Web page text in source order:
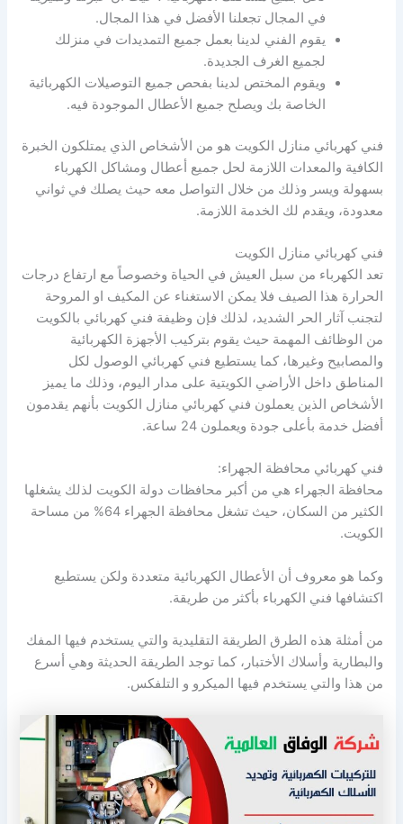
في المجال تجعلنا الأفضل في هذا المجال.
يقوم الفني لدينا بعمل جميع التمديدات في منزلك
لجميع الغرف الجديدة.
ويقوم المختص لدينا بفحص جميع التوصيلات الكهربائية
الخاصة بك ويصلح جميع الأعطال الموجودة فيه.
فني كهربائي منازل الكويت هو من الأشخاص الذي يمتلكون الخبرة
الكافية والمعدات اللازمة لحل جميع أعطال ومشاكل الكهرباء
بسهولة ويسر وذلك من خلال التواصل معه حيث يصلك في ثواني
معدودة، ويقدم لك الخدمة اللازمة.
فني كهربائي منازل الكويت
تعد الكهرباء من سبل العيش في الحياة وخصوصاً مع ارتفاع درجات
الحرارة هذا الصيف فلا يمكن الاستغناء عن المكيف او المروحة
لتجنب آثار الحر الشديد، لذلك فإن وظيفة فني كهربائي بالكويت
من الوظائف المهمة حيث يقوم بتركيب الأجهزة الكهربائية
والمصابيح وغيرها، كما يستطيع فني كهربائي الوصول لكل
المناطق داخل الأراضي الكويتية على مدار اليوم، وذلك ما يميز
الأشخاص الذين يعملون فني كهربائي منازل الكويت بأنهم يقدمون
أفضل خدمة بأعلى جودة ويعملون 24 ساعة.
فني كهربائي محافظة الجهراء:
محافظة الجهراء هي من أكبر محافظات دولة الكويت لذلك يشغلها
الكثير من السكان، حيث تشغل محافظة الجهراء 64% من مساحة
الكويت.
وكما هو معروف أن الأعطال الكهربائية متعددة ولكن يستطيع
اكتشافها فني الكهرباء بأكثر من طريقة.
من أمثلة هذه الطرق الطريقة التقليدية والتي يستخدم فيها المفك
والبطارية وأسلاك الأختبار، كما توجد الطريقة الحديثة وهي أسرع
من هذا والتي يستخدم فيها الميكرو و التلفكس.